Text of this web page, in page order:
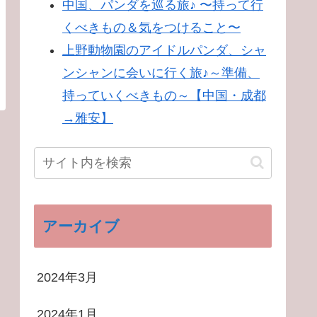
中国、パンダを巡る旅♪ 〜持って行
くべきもの＆気をつけること〜
上野動物園のアイドルパンダ、シャ
ンシャンに会いに行く旅♪～準備、
持っていくべきもの～【中国・成都
→雅安】
アーカイブ
2024年3月
2024年1月